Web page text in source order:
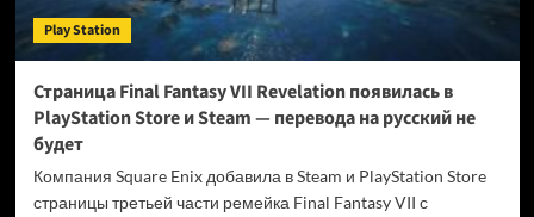
угрозой
закрытия,
борьбу
за
Play Station
Страница Final Fantasy VII Revelation появилась в
PlayStation Store и Steam — перевода на русский не
будет
Компания Square Enix добавила в Steam и PlayStation Store
страницы третьей части ремейка Final Fantasy VII с